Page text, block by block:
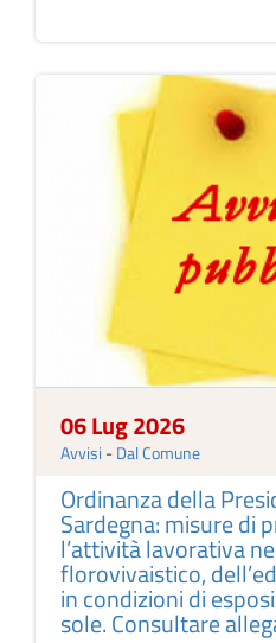
06 Lug 2026
Avvisi - Dal Comune
Ordinanza della
Sardegna: misure di
l’attività lavorativa
florovivaistico,
in condizioni di
sole. Consultare